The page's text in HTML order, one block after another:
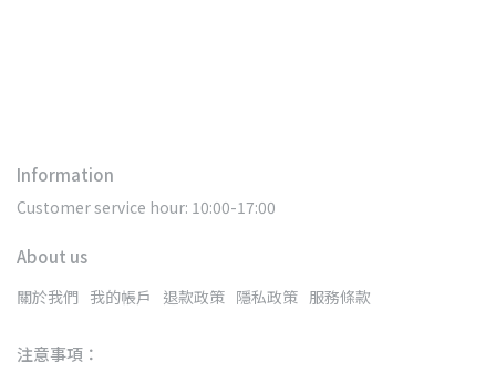
Information
Customer service hour: 10:00-17:00
About us
關於我們 我的帳戶 退款政策 隱私政策 服務條款
注意事項：